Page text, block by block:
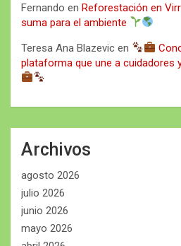
Fernando en Reforestación en
suma para el ambiente
Teresa Ana Blazevic en
plataforma que une a cuidadores
Archivos
agosto 2026
julio 2026
junio 2026
mayo 2026